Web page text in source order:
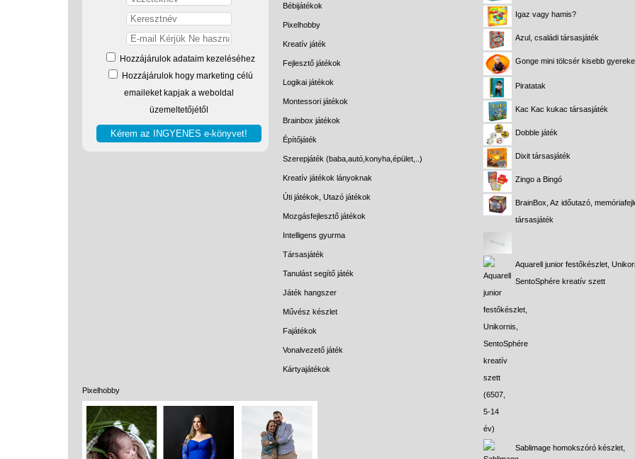
Hozzájárulok adataim kezeléséhez
Hozzájárulok hogy marketing célú
emaileket kapjak a weboldal
üzemeltetőjétől
Pixelhobby
Bébijátékok
Pixelhobby
Kreatív játék
Fejlesztő játékok
Logikai játékok
Montessori játékok
Brainbox játékok
Építőjáték
Szerepjáték (baba,autó,konyha,épület,..)
Kreatív játékok lányoknak
Úti játékok, Utazó játékok
Mozgásfejlesztő játékok
Intelligens gyurma
Társasjáték
Tanulást segítő játék
Játék hangszer
Művész készlet
Fajátékok
Vonalvezető játék
Kártyajátékok
Igaz vagy hamis?
Azul, családi társasjáték
Gonge mini tölcsér kisebb
Piratatak
Kac Kac kukac társasjáték
Dobble játék
Dixit társasjáték
Zingo a Bingó
BrainBox, Az időutazó,
társasjáték
Aquarell junior festőkészlet,
SentoSphére kreatív szett
Sablimage homokszóró készlet,